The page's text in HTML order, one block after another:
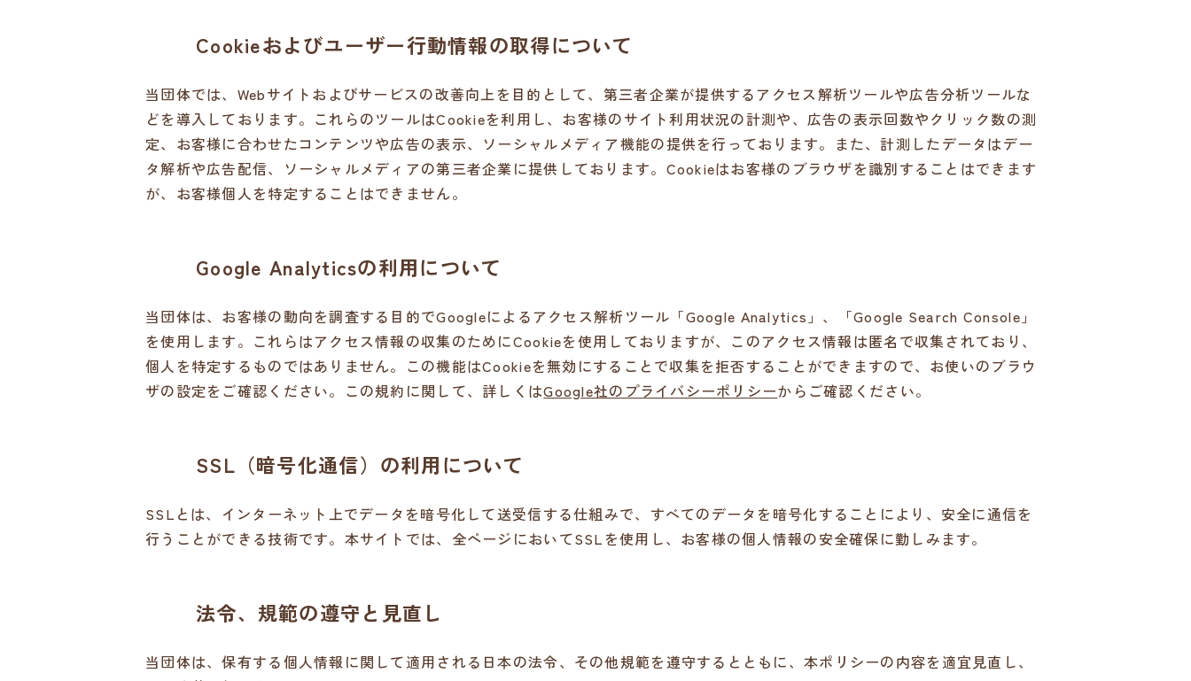
Cookieおよびユーザー行動情報の取得について
当団体では、Webサイトおよびサービスの改善向上を目的として、第三者企業が提供するアクセス解析ツールや広告分析ツールな
どを導入しております。これらのツールはCookieを利用し、お客様のサイト利用状況の計測や、広告の表示回数やクリック数の測
定、お客様に合わせたコンテンツや広告の表示、ソーシャルメディア機能の提供を行っております。また、計測したデータはデー
タ解析や広告配信、ソーシャルメディアの第三者企業に提供しております。Cookieはお客様のブラウザを識別することはできます
が、お客様個人を特定することはできません。
Google Analyticsの利用について
当団体は、お客様の動向を調査する目的でGoogleによるアクセス解析ツール「Google Analytics」、「Google Search Console」
を使用します。これらはアクセス情報の収集のためにCookieを使用しておりますが、このアクセス情報は匿名で収集されており、
個人を特定するものではありません。この機能はCookieを無効にすることで収集を拒否することができますので、お使いのブラウ
ザの設定をご確認ください。この規約に関して、詳しくはGoogle社のプライバシーポリシーからご確認ください。
SSL（暗号化通信）の利用について
SSLとは、インターネット上でデータを暗号化して送受信する仕組みで、すべてのデータを暗号化することにより、安全に通信を
行うことができる技術です。本サイトでは、全ページにおいてSSLを使用し、お客様の個人情報の安全確保に勤しみます。
法令、規範の遵守と見直し
当団体は、保有する個人情報に関して適用される日本の法令、その他規範を遵守するとともに、本ポリシーの内容を適宜見直し、